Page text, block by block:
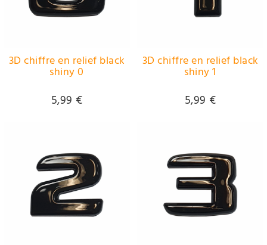
3D chiffre en relief black
shiny 0
5,99 €
3D chiffre en relief black
shiny 1
5,99 €